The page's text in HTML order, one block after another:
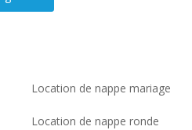
Location de nappe mariage
Location de nappe ronde